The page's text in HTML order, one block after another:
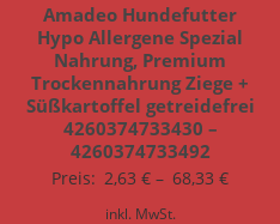
Amadeo Hundefutter
Hypo Allergene Spezial
Nahrung, Premium
Trockennahrung Ziege +
Süßkartoffel getreidefrei
4260374733430 –
4260374733492
Preis: 2,63€ – 68,33€
inkl. MwSt.